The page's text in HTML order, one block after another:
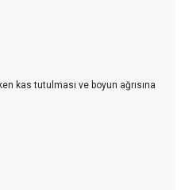
kas tutulması ve boyun ağrısına